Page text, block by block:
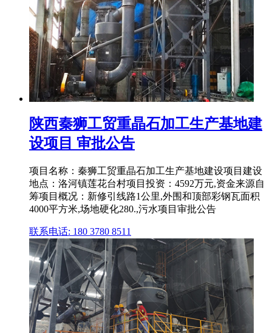
陕西秦狮工贸重晶石加工生产基地建
设项目 审批公告
项目名称：秦狮工贸重晶石加工生产基地建设项目建设
地点：洛河镇莲花台村项目投资：4592万元,资金来源自
筹项目概况：新修引线路1公里,外围和顶部彩钢瓦面积
4000平方米,场地硬化280.,污水项目审批公告
联系电话: 180 3780 8511